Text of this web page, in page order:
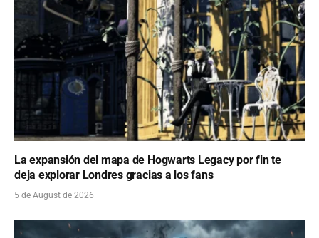
La expansión del mapa de Hogwarts Legacy por fin te
deja explorar Londres gracias a los fans
5 de August de 2026